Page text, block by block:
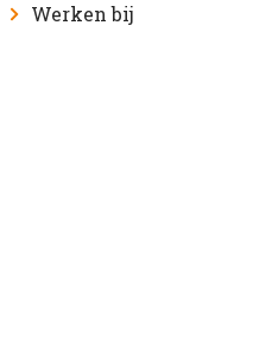
Werken bij